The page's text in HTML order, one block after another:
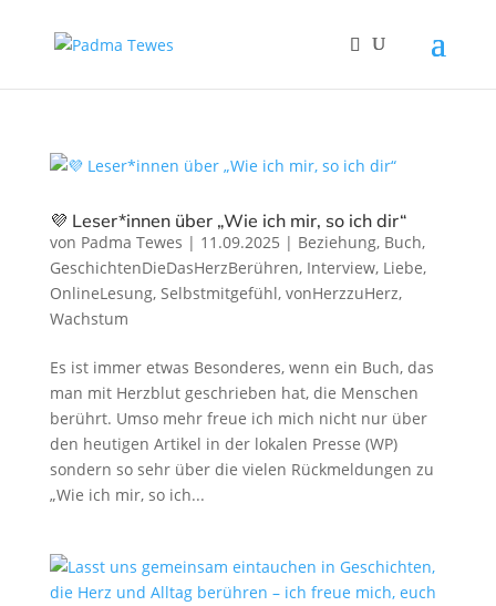
💜 Leser*innen über „Wie ich mir, so ich dir“
von Padma Tewes | 11.09.2025 | Beziehung, Buch,
GeschichtenDieDasHerzBerühren, Interview, Liebe,
OnlineLesung, Selbstmitgefühl, vonHerzzuHerz,
Wachstum
Es ist immer etwas Besonderes, wenn ein Buch, das
man mit Herzblut geschrieben hat, die Menschen
berührt. Umso mehr freue ich mich nicht nur über
den heutigen Artikel in der lokalen Presse (WP)
sondern so sehr über die vielen Rückmeldungen zu
„Wie ich mir, so ich...